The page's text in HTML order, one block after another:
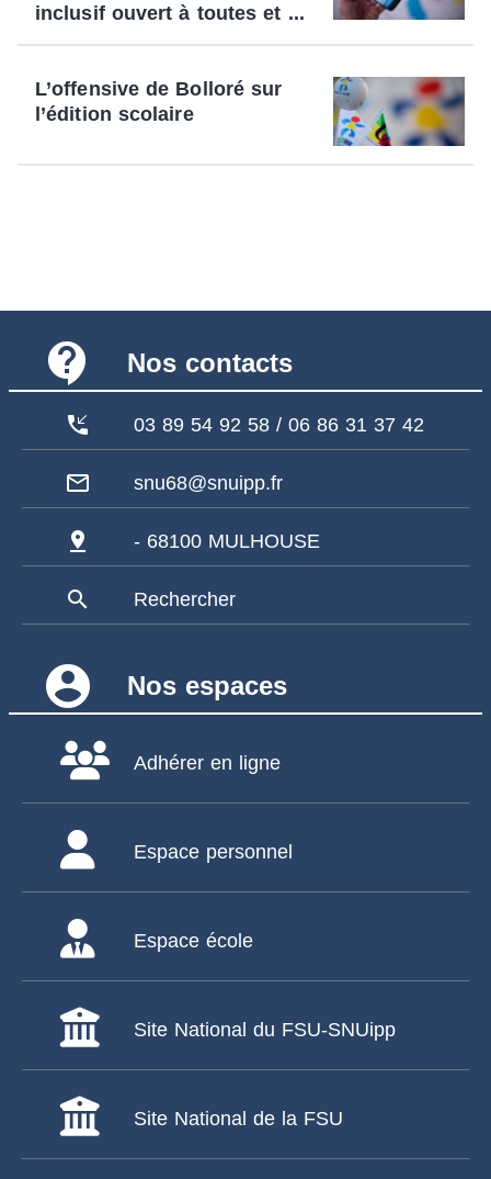
inclusif ouvert à toutes et ...
L’offensive de Bolloré sur
l’édition scolaire
contact_support Nos contacts
phone_callback 03 89 54 92 58 / 06 86 31 37 42
mail_outline snu68@snuipp.fr
pin_drop - 68100 MULHOUSE
search Rechercher
account_circle Nos espaces
Adhérer en ligne
Espace personnel
Espace école
Site National du FSU-SNUipp
Site National de la FSU